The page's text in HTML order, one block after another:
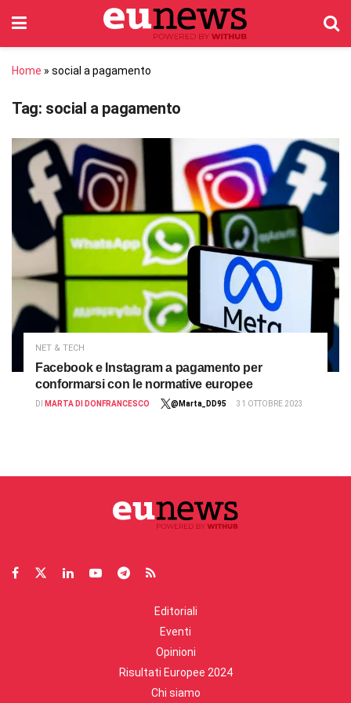
Home » social a pagamento
Tag: social a pagamento
NET & TECH
Facebook e Instagram a pagamento per
conformarsi con le normative europee
DI MARTA DI DONFRANCESCO @Marta_DD95 31 OTTOBRE 2023
Editoriali
Eventi
Opinioni
Risultati Europee 2024
Chi siamo